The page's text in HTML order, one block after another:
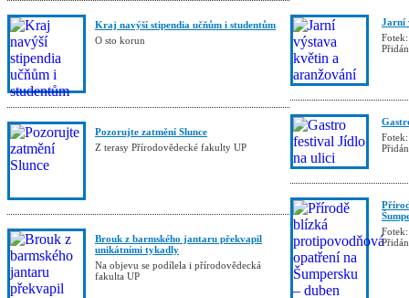
Kraj navýší stipendia učňům i studentům
O sto korun
Pozorujte zatmění Slunce
Z terasy Přírodovědecké fakulty UP
Brouk z barmského jantaru překvapil
unikátními tykadly
Na objevu se podílela i přírodovědecká
fakulta UP
Jarní